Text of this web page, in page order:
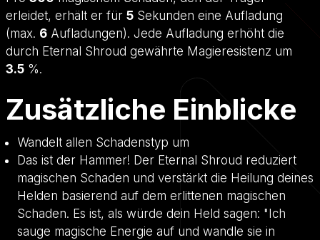
erleidet, erhält er für 5 Sekunden eine Aufladung
(max. 6 Aufladungen). Jede Aufladung erhöht die
durch Eternal Shroud gewährte Magieresistenz um
3.5 %.
Zusätzliche Einblicke
Wandelt allen Schadenstyp um
Das ist der Hammer! Der Eternal Shroud reduziert
magischen Schaden und verstärkt die Heilung deines
Helden basierend auf dem erlittenen magischen
Schaden. Es ist, als würde dein Held sagen: "Ich
sauge magische Energie auf und wandle sie in